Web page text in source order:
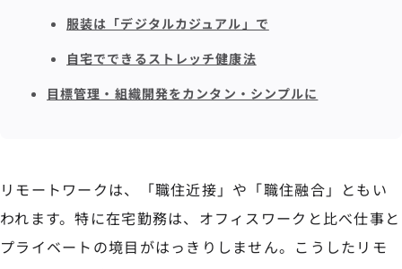
服装は「デジタルカジュアル」で
自宅でできるストレッチ健康法
目標管理・組織開発をカンタン・シンプルに
リモートワークは、「職住近接」や「職住融合」ともい
われます。特に在宅勤務は、オフィスワークと比べ仕事と
プライベートの境目がはっきりしません。こうしたリモ